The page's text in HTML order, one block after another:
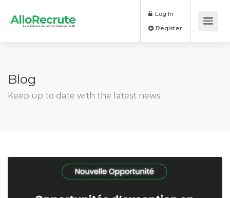
Log In
Blog
Keep up to date with the latest news